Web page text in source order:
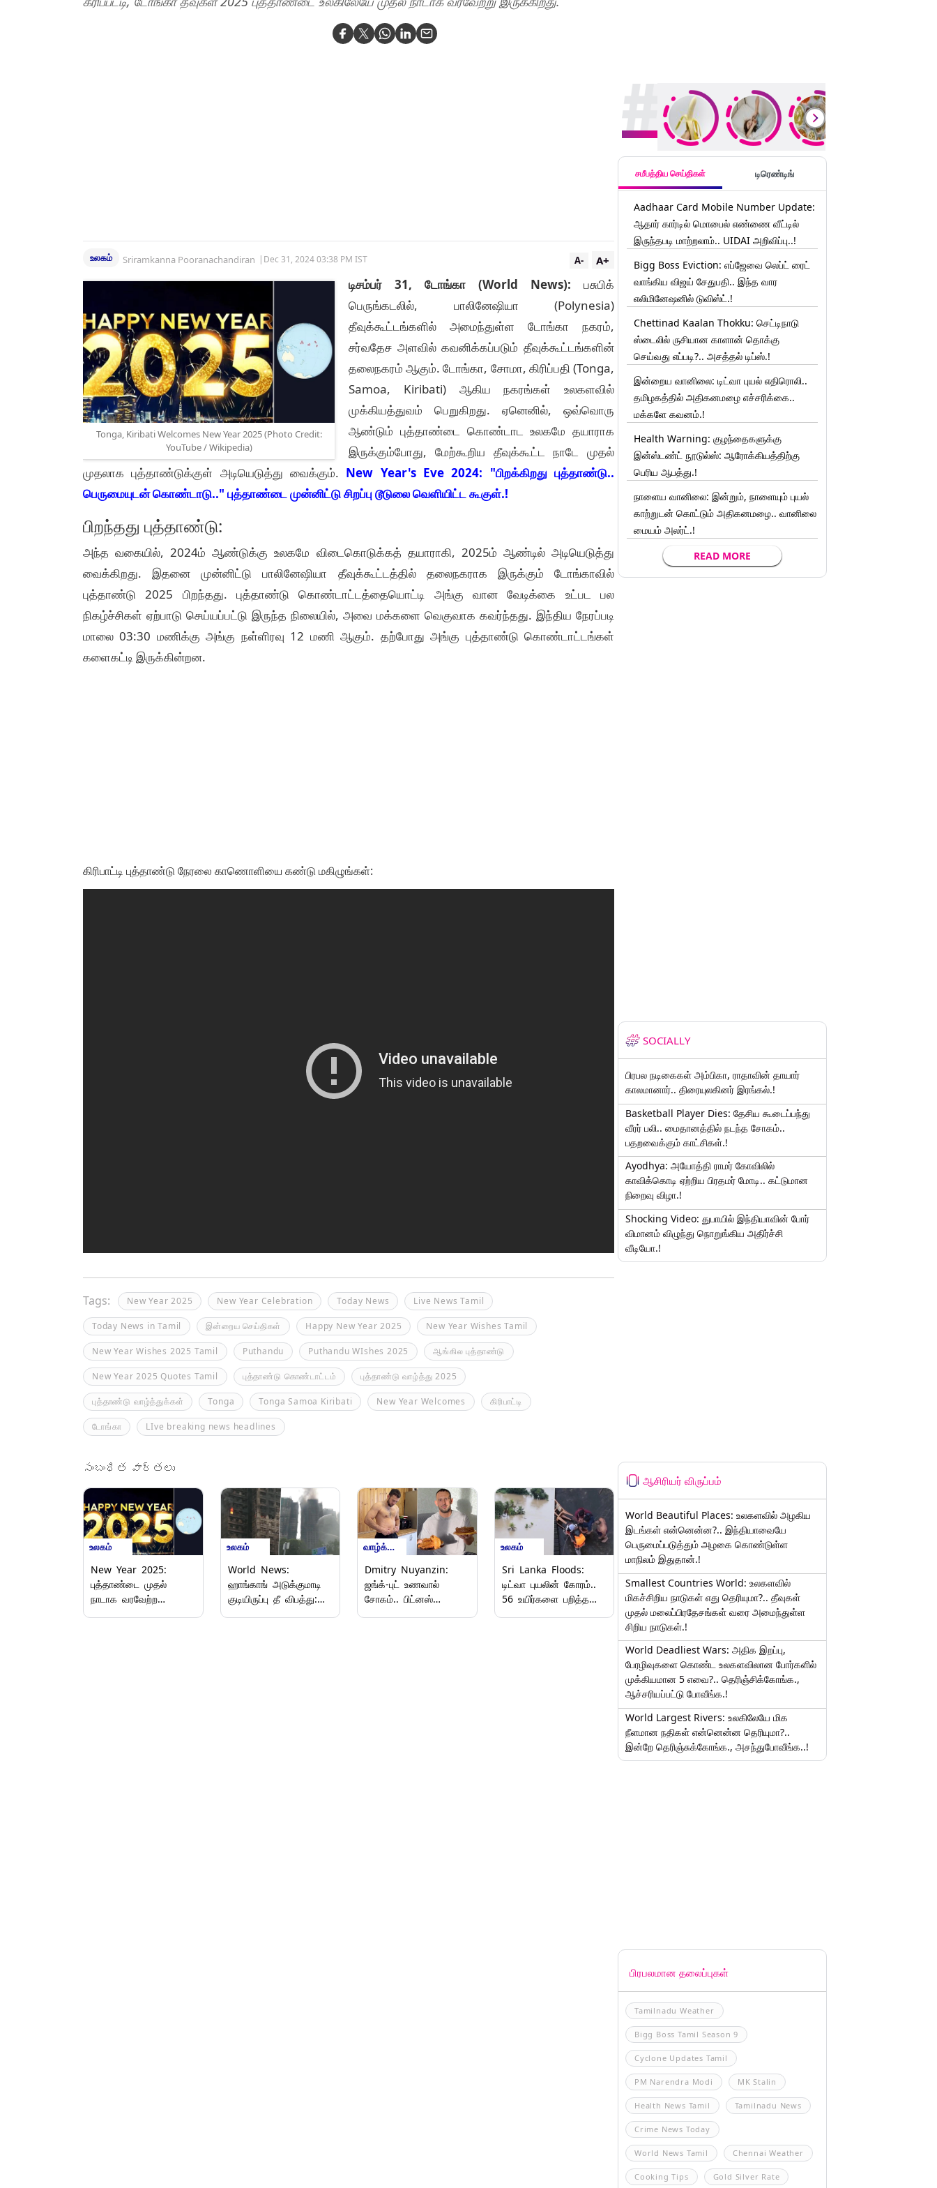
உலகம் Sriramkanna Pooranachandiran | Dec 31, 2024 03:38 PM IST A+
A-
Tonga, Kiribati Welcomes New Year 2025 (Photo Credit:
YouTube / Wikipedia)
டிசம்பர் 31, டோங்கா (World News): பசுபிக்
பெருங்கடலில், பாலினேஷியா (Polynesia)
தீவுக்கூட்டங்களில் அமைந்துள்ள டோங்கா நகரம்,
சர்வதேச அளவில் கவனிக்கப்படும் தீவுக்கூட்டங்களின்
தலைநகரம் ஆகும். டோங்கா, சோமா, கிரிப்பதி (Tonga,
Samoa, Kiribati) ஆகிய நகரங்கள் உலகளவில்
முக்கியத்துவம் பெறுகிறது. ஏனெனில், ஒவ்வொரு
ஆண்டும் புத்தாண்டை கொண்டாட உலகமே தயாராக
இருக்கும்போது, மேற்கூறிய தீவுக்கூட்ட நாடே முதல்
முதலாக புத்தாண்டுக்குள் அடியெடுத்து வைக்கும். New Year's Eve 2024: "பிறக்கிறது புத்தாண்டு..
பெருமையுடன் கொண்டாடு.." புத்தாண்டை முன்னிட்டு சிறப்பு டூடுலை வெளியிட்ட கூகுள்.!
பிறந்தது புத்தாண்டு:
அந்த வகையில், 2024ம் ஆண்டுக்கு உலகமே விடைகொடுக்கத் தயாராகி, 2025ம் ஆண்டில் அடியெடுத்து
வைக்கிறது. இதனை முன்னிட்டு பாலினேஷியா தீவுக்கூட்டத்தில் தலைநகராக இருக்கும் டோங்காவில்
புத்தாண்டு 2025 பிறந்தது. புத்தாண்டு கொண்டாட்டத்தையொட்டி அங்கு வான வேடிக்கை உட்பட பல
நிகழ்ச்சிகள் ஏற்பாடு செய்யப்பட்டு இருந்த நிலையில், அவை மக்களை வெகுவாக கவர்ந்தது. இந்திய நேரப்படி
மாலை 03:30 மணிக்கு அங்கு நள்ளிரவு 12 மணி ஆகும். தற்போது அங்கு புத்தாண்டு கொண்டாட்டங்கள்
களைகட்டி இருக்கின்றன.
கிரிபாட்டி புத்தாண்டு நேரலை காணொளியை கண்டு மகிழுங்கள்:
Tags: New Year 2025 New Year Celebration Today News Live News Tamil
Today News in Tamil இன்றைய செய்திகள் Happy New Year 2025 New Year Wishes Tamil
New Year Wishes 2025 Tamil Puthandu Puthandu WIshes 2025 ஆங்கில புத்தாண்டு
New Year 2025 Quotes Tamil புத்தாண்டு கொண்டாட்டம் புத்தாண்டு வாழ்த்து 2025
புத்தாண்டு வாழ்த்துக்கள் Tonga Tonga Samoa Kiribati New Year Welcomes கிரிபாட்டி
டோங்கா LIve breaking news headlines
సంబంధిత వార్తలు
உலகம்
New Year 2025:
புத்தாண்டை முதல்
நாடாக வரவேற்ற
உலகம்
World News:
ஹாங்காங் அடுக்குமாடி
குடியிருப்பு தீ விபத்து:
வாழ்க்கை முறைகள்
Dmitry Nuyanzin:
ஜங்க்-புட் உணவால்
சோகம்.. பிட்னஸ்
உலகம்
Sri Lanka Floods:
டிட்வா புயலின் கோரம்..
56 உயிர்களை பறித்த
சமீபத்திய செய்திகள் டிரெண்டிங்
Aadhaar Card Mobile Number Update:
ஆதார் கார்டில் மொபைல் எண்ணை வீட்டில்
இருந்தபடி மாற்றலாம்.. UIDAI அறிவிப்பு..!
Bigg Boss Eviction: எப்ஜேவை லெப்ட் ரைட்
வாங்கிய விஜய் சேதுபதி.. இந்த வார
எலிமினேஷனில் டுவிஸ்ட்.!
Chettinad Kaalan Thokku: செட்டிநாடு
ஸ்டைலில் ருசியான காளான் தொக்கு
செய்வது எப்படி?.. அசத்தல் டிப்ஸ்.!
இன்றைய வானிலை: டிட்வா புயல் எதிரொலி..
தமிழகத்தில் அதிகனமழை எச்சரிக்கை..
மக்களே கவனம்.!
Health Warning: குழந்தைகளுக்கு
இன்ஸ்டண்ட் நூடுல்ஸ்: ஆரோக்கியத்திற்கு
பெரிய ஆபத்து.!
நாளைய வானிலை: இன்றும், நாளையும் புயல்
காற்றுடன் கொட்டும் அதிகனமழை.. வானிலை
மையம் அலர்ட்.!
READ MORE
SOCIALLY
பிரபல நடிகைகள் அம்பிகா, ராதாவின் தாயார்
காலமானார்.. திரையுலகினர் இரங்கல்.!
Basketball Player Dies: தேசிய கூடைப்பந்து
வீரர் பலி.. மைதானத்தில் நடந்த சோகம்..
பதறவைக்கும் காட்சிகள்.!
Ayodhya: அயோத்தி ராமர் கோவிலில்
காவிக்கொடி ஏற்றிய பிரதமர் மோடி.. கட்டுமான
நிறைவு விழா.!
Shocking Video: துபாயில் இந்தியாவின் போர்
விமானம் விழுந்து நொறுங்கிய அதிர்ச்சி
வீடியோ.!
ஆசிரியர் விருப்பம்
World Beautiful Places: உலகளவில் அழகிய
இடங்கள் என்னென்ன?.. இந்தியாவையே
பெருமைப்படுத்தும் அழகை கொண்டுள்ள
மாநிலம் இதுதான்.!
Smallest Countries World: உலகளவில்
மிகச்சிறிய நாடுகள் எது தெரியுமா?.. தீவுகள்
முதல் மலைப்பிரதேசங்கள் வரை அமைந்துள்ள
சிறிய நாடுகள்.!
World Deadliest Wars: அதிக இறப்பு,
பேரழிவுகளை கொண்ட உலகளவிலான போர்களில்
முக்கியமான 5 எவை?.. தெரிஞ்சிக்கோங்க.,
ஆச்சரியப்பட்டு போவீங்க.!
World Largest Rivers: உலகிலேயே மிக
நீளமான நதிகள் என்னென்ன தெரியுமா?..
இன்றே தெரிஞ்சுக்கோங்க., அசந்துபோவீங்க..!
பிரபலமான தலைப்புகள்
Tamilnadu Weather
Bigg Boss Tamil Season 9
Cyclone Updates Tamil
PM Narendra Modi MK Stalin
Health News Tamil Tamilnadu News
Crime News Today
World News Tamil Chennai Weather
Cooking Tips Gold Silver Rate